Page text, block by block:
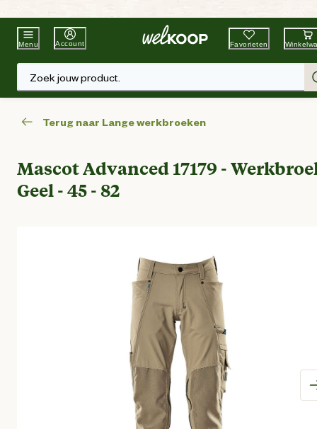
Beste WinkelketenTuin & Dier
Menu Account Favorieten
Zoek jouw product.
Terug naar Lange werkbroeken
Mascot Advanced 17179 -
Geel - 45 - 82